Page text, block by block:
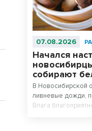
07.08.2026
Начался
собирают
В Новосибирской
ливневые дожди,
Влага